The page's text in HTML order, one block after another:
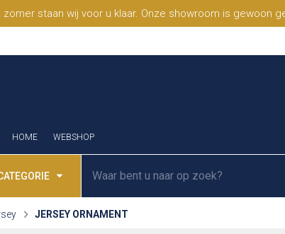
zomer staan wij voor u klaar. Onze showroom is gewoon
HOME WEBSHOP
JERSEY ORNAMENT